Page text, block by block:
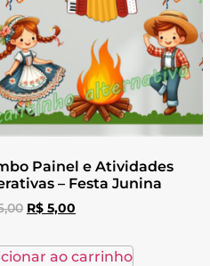
Painel e Atividades
– Festa Junina
R$ 5,00
ao carrinho